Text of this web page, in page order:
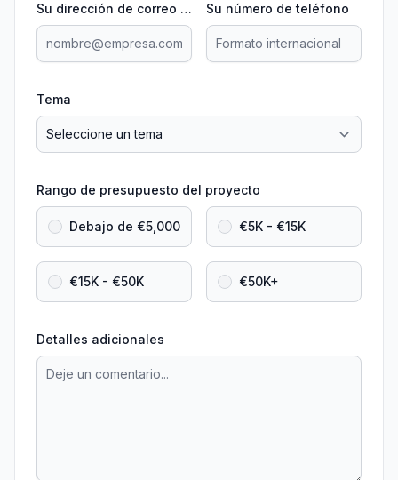
Su dirección de correo electrónico Su número de teléfono
Tema
Rango de presupuesto del proyecto
Debajo de €5,000 €5K - €15K
€15K - €50K €50K+
Detalles adicionales